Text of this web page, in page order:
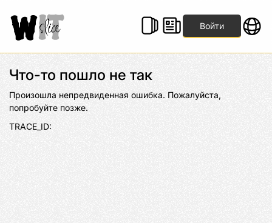
Войти
Что-то пошло не так
Произошла непредвиденная ошибка. Пожалуйста,
попробуйте позже.
TRACE_ID: